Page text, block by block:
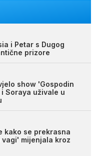
i Petar s Dugog
prizore
show 'Gospodin
Soraya uživale u
kako se prekrasna
mijenjala kroz